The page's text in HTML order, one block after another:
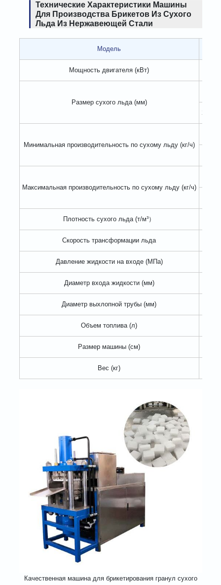
Технические Характеристики Машины
Для Производства Брикетов Из Сухого
Льда Из Нержавеющей Стали
Модель
Мощность двигателя (кВт)
Размер сухого льда (мм)
2-
Минимальная производительность по сухому льду (кг/ч)
Максимальная производительность по сухому льду (кг/ч)
Плотность сухого льда (т/м³）
Скорость трансформации льда
Давление жидкости на входе (МПа)
Диаметр входа жидкости (мм)
Диаметр выхлопной трубы (мм)
Объем топлива (л)
Размер машины (см)
Вес (кг)
Качественная машина для брикетирования гранул сухого